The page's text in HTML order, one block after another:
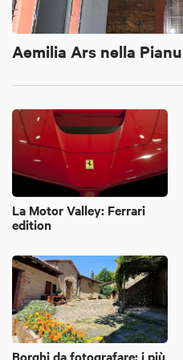
Aemilia Ars nella
La Motor Valley: Ferrari
edition
Borghi da fotografare: i più